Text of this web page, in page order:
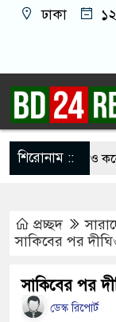
ঢাকা
শিরোনাম ::
নিয়ে বর ও
শঙ্কায় দেশজুড়ে
যুবদল সভাপতি আটক,
প্রচ্ছদ
সাকিবের পর
সাকিবের পর
ডেস্ক রিপোর্ট